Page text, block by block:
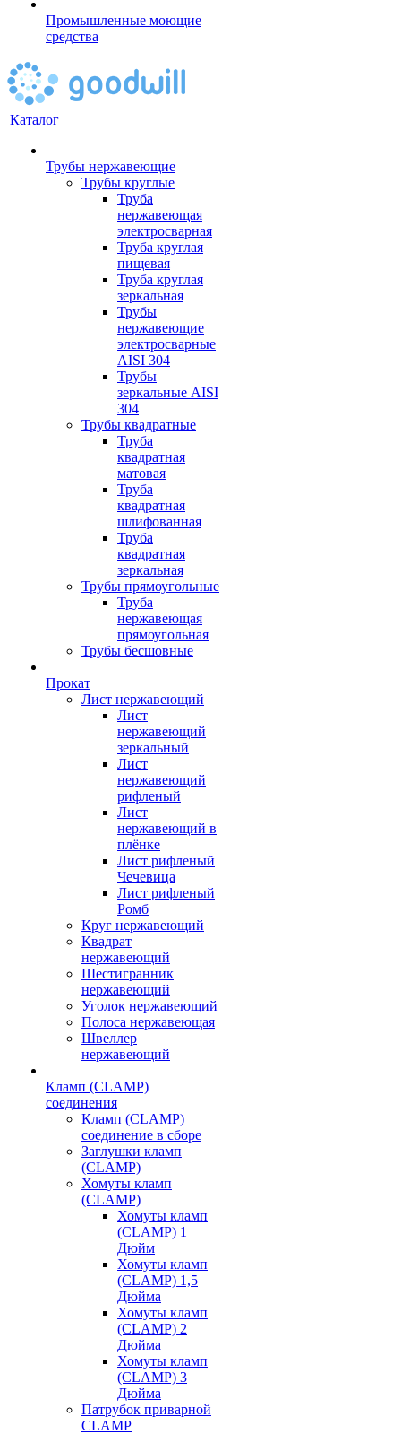
Промышленные моющие
средства
Каталог
Трубы нержавеющие
Трубы круглые
Труба
нержавеющая
электросварная
Труба круглая
пищевая
Труба круглая
зеркальная
Трубы
нержавеющие
электросварные
AISI 304
Трубы
зеркальные AISI
304
Трубы квадратные
Труба
квадратная
матовая
Труба
квадратная
шлифованная
Труба
квадратная
зеркальная
Трубы прямоугольные
Труба
нержавеющая
прямоугольная
Трубы бесшовные
Прокат
Лист нержавеющий
Лист
нержавеющий
зеркальный
Лист
нержавеющий
рифленый
Лист
нержавеющий в
плёнке
Лист рифленый
Чечевица
Лист рифленый
Ромб
Круг нержавеющий
Квадрат
нержавеющий
Шестигранник
нержавеющий
Уголок нержавеющий
Полоса нержавеющая
Швеллер
нержавеющий
Кламп (CLAMP)
соединения
Кламп (CLAMP)
соединение в сборе
Заглушки кламп
(CLAMP)
Хомуты кламп
(CLAMP)
Хомуты кламп
(CLAMP) 1
Дюйм
Хомуты кламп
(CLAMP) 1,5
Дюйма
Хомуты кламп
(CLAMP) 2
Дюйма
Хомуты кламп
(CLAMP) 3
Дюйма
Патрубок приварной
CLAMP